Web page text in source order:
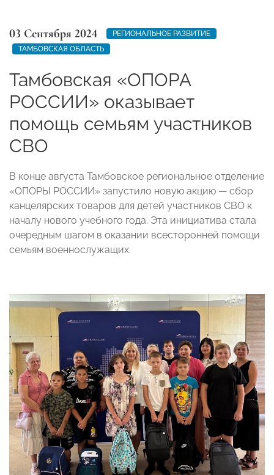
03 Сентября 2024
РЕГИОНАЛЬНОЕ РАЗВИТИЕ
ТАМБОВСКАЯ ОБЛАСТЬ
Тамбовская «ОПОРА
РОССИИ» оказывает
помощь семьям участников
СВО
В конце августа Тамбовское региональное отделение
«ОПОРЫ РОССИИ» запустило новую акцию — сбор
канцелярских товаров для детей участников СВО к
началу нового учебного года. Эта инициатива стала
очередным шагом в оказании всесторонней помощи
семьям военнослужащих.